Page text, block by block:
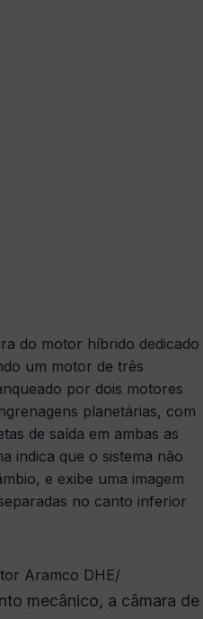
Aramco DHE/
mecânico, a câmara de